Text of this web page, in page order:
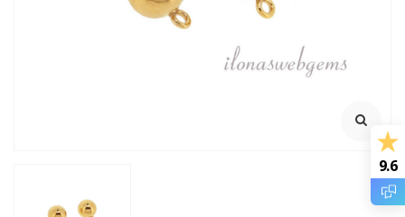
Klik voor staffelkorting
mechanisme
Klik voor staffelkorting
€2,95
€2,44 Excl. btw
9.6